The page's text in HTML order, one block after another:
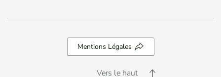
Mentions Légales
Vers le haut